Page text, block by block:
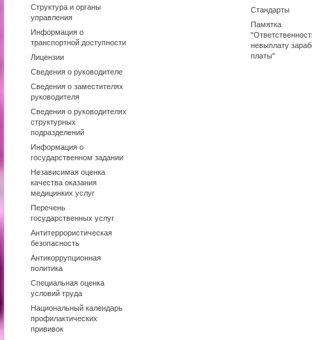
Структура и органы
управления
Информация о
транспортной доступности
Лицензии
Сведения о руководителе
Сведения о заместителях
руководителя
Сведения о руководителях
структурных
подразделений
Информация о
государственном задании
Независимая оценка
качества оказания
медицинких услуг
Перечень
государственных услуг
Антитеррористическая
безопасность
Антикоррупционная
политика
Специальная оценка
условий труда
Национальный календарь
профилактических
прививок
Стандарты
Памятка
невыплату
платы"